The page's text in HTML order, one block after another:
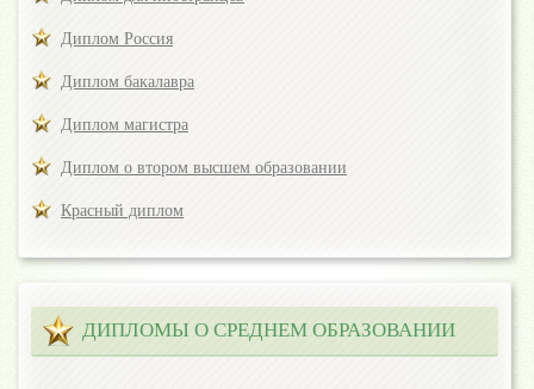
Диплом Россия
Диплом бакалавра
Диплом магистра
Диплом о втором высшем образовании
Красный диплом
ДИПЛОМЫ О СРЕДНЕМ ОБРАЗОВАНИИ